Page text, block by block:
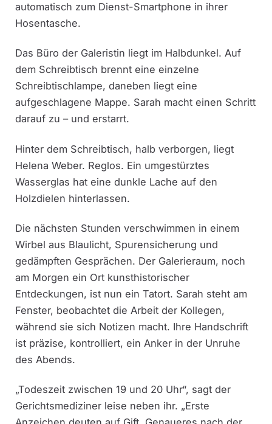
automatisch zum Dienst-Smartphone in ihrer
Hosentasche.
Das Büro der Galeristin liegt im Halbdunkel. Auf
dem Schreibtisch brennt eine einzelne
Schreibtischlampe, daneben liegt eine
aufgeschlagene Mappe. Sarah macht einen Schritt
darauf zu – und erstarrt.
Hinter dem Schreibtisch, halb verborgen, liegt
Helena Weber. Reglos. Ein umgestürztes
Wasserglas hat eine dunkle Lache auf den
Holzdielen hinterlassen.
Die nächsten Stunden verschwimmen in einem
Wirbel aus Blaulicht, Spurensicherung und
gedämpften Gesprächen. Der Galerieraum, noch
am Morgen ein Ort kunsthistorischer
Entdeckungen, ist nun ein Tatort. Sarah steht am
Fenster, beobachtet die Arbeit der Kollegen,
während sie sich Notizen macht. Ihre Handschrift
ist präzise, kontrolliert, ein Anker in der Unruhe
des Abends.
„Todeszeit zwischen 19 und 20 Uhr“, sagt der
Gerichtsmediziner leise neben ihr. „Erste